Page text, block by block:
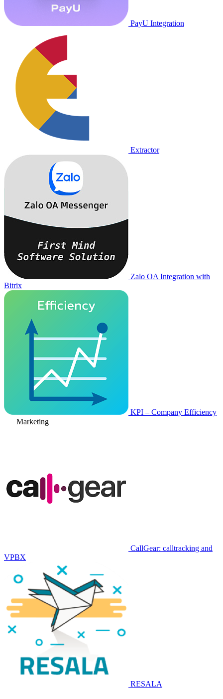
PayU Integration
Extractor
Zalo OA Integration with
Bitrix
KPI – Company Efficiency
Marketing
CallGear: calltracking and
VPBX
RESALA